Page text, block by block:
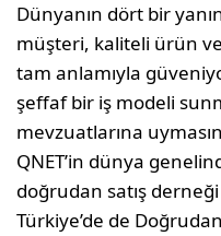
Dünyanın dört bir
müşteri, kaliteli ürün
tam anlamıyla
şeffaf bir iş modeli
mevzuatlarına
QNET’in dünya
doğrudan satış
Türkiye’de de